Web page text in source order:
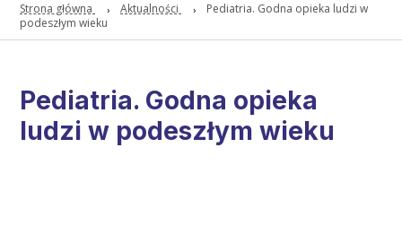
Strona główna Aktualności
Pediatria. Godna opieka ludzi w
podeszłym wieku
Pediatria. Godna opieka
ludzi w podeszłym wieku